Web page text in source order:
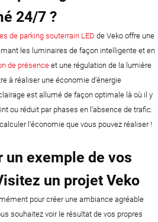
24/7 ?
de parking souterrain LED de Veko offre une
les luminaires de façon intelligente et en
de présence et une régulation de la lumière
à réaliser une économie d’énergie
est allumé de façon optimale là où il y
ou réduit par phases en l’absence de trafic.
l'économie que vous pouvez réaliser !
un exemple de vos
un projet Veko
pour créer une ambiance agréable
souhaitez voir le résultat de vos propres